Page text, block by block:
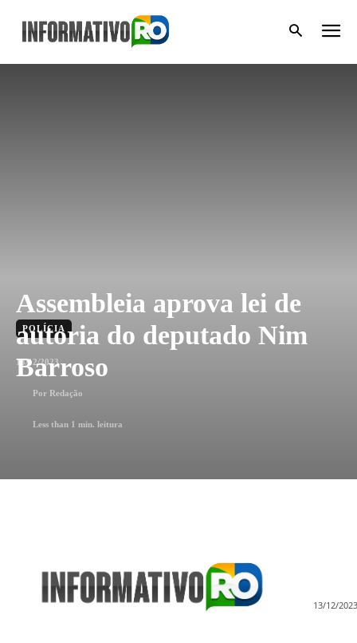
Assembleia aprova lei de
autoria do deputado Nim
Barroso
POLÍCIA
13/12/2023
Por Redação
Less than 1 min. leitura
13/12/2023